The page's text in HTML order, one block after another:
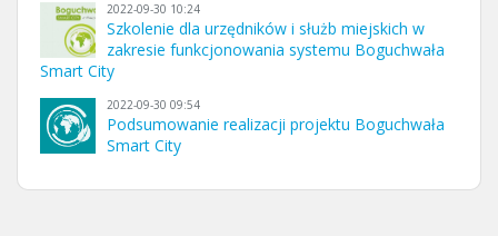
2022-09-30 10:24
Szkolenie dla urzędników i służb miejskich w
zakresie funkcjonowania systemu Boguchwała
Smart City
2022-09-30 09:54
Podsumowanie realizacji projektu Boguchwała
Smart City